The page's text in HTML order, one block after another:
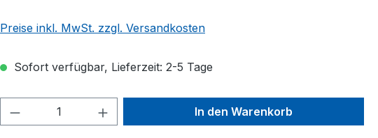
Preise inkl. MwSt. zzgl. Versandkosten
Sofort verfügbar, Lieferzeit: 2-5 Tage
Produkt Anzahl: Gib den gewünschten Wert
In den Warenkorb